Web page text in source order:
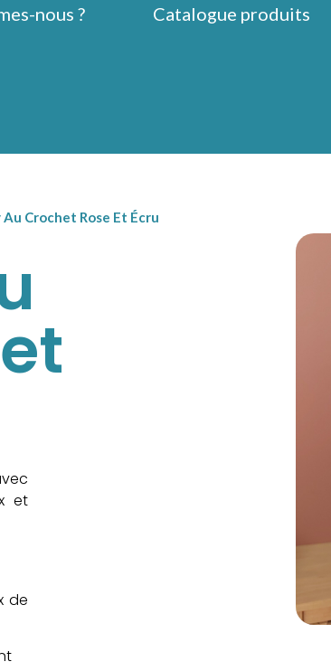
nous ? Catalogue produits
Au Crochet Rose Et Écru
et
de